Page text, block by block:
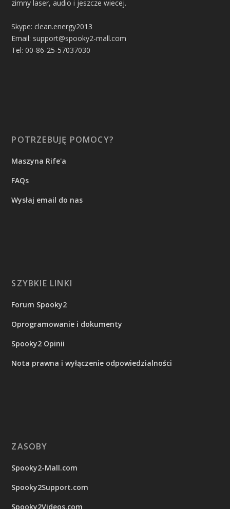
zimny laser, audio i jeszcze wiecej.
Skype: clean.energy2013
Email: support@spooky2-mall.com
Tel: 00-86-25-57037030
POTRZEBUJĘ POMOCY?
Maszyna Rife'a
FAQs
Wysłaj email do nas
SZYBKIE LINKI
Forum Spooky2
Oprogramowanie i dokumenty
Spooky2 Opinii
Nota prawna i wyłączenie odpowiedzialności
ZASOBY
Spooky2-Mall.com
Spooky2Support.com
Spooky2Videos.com